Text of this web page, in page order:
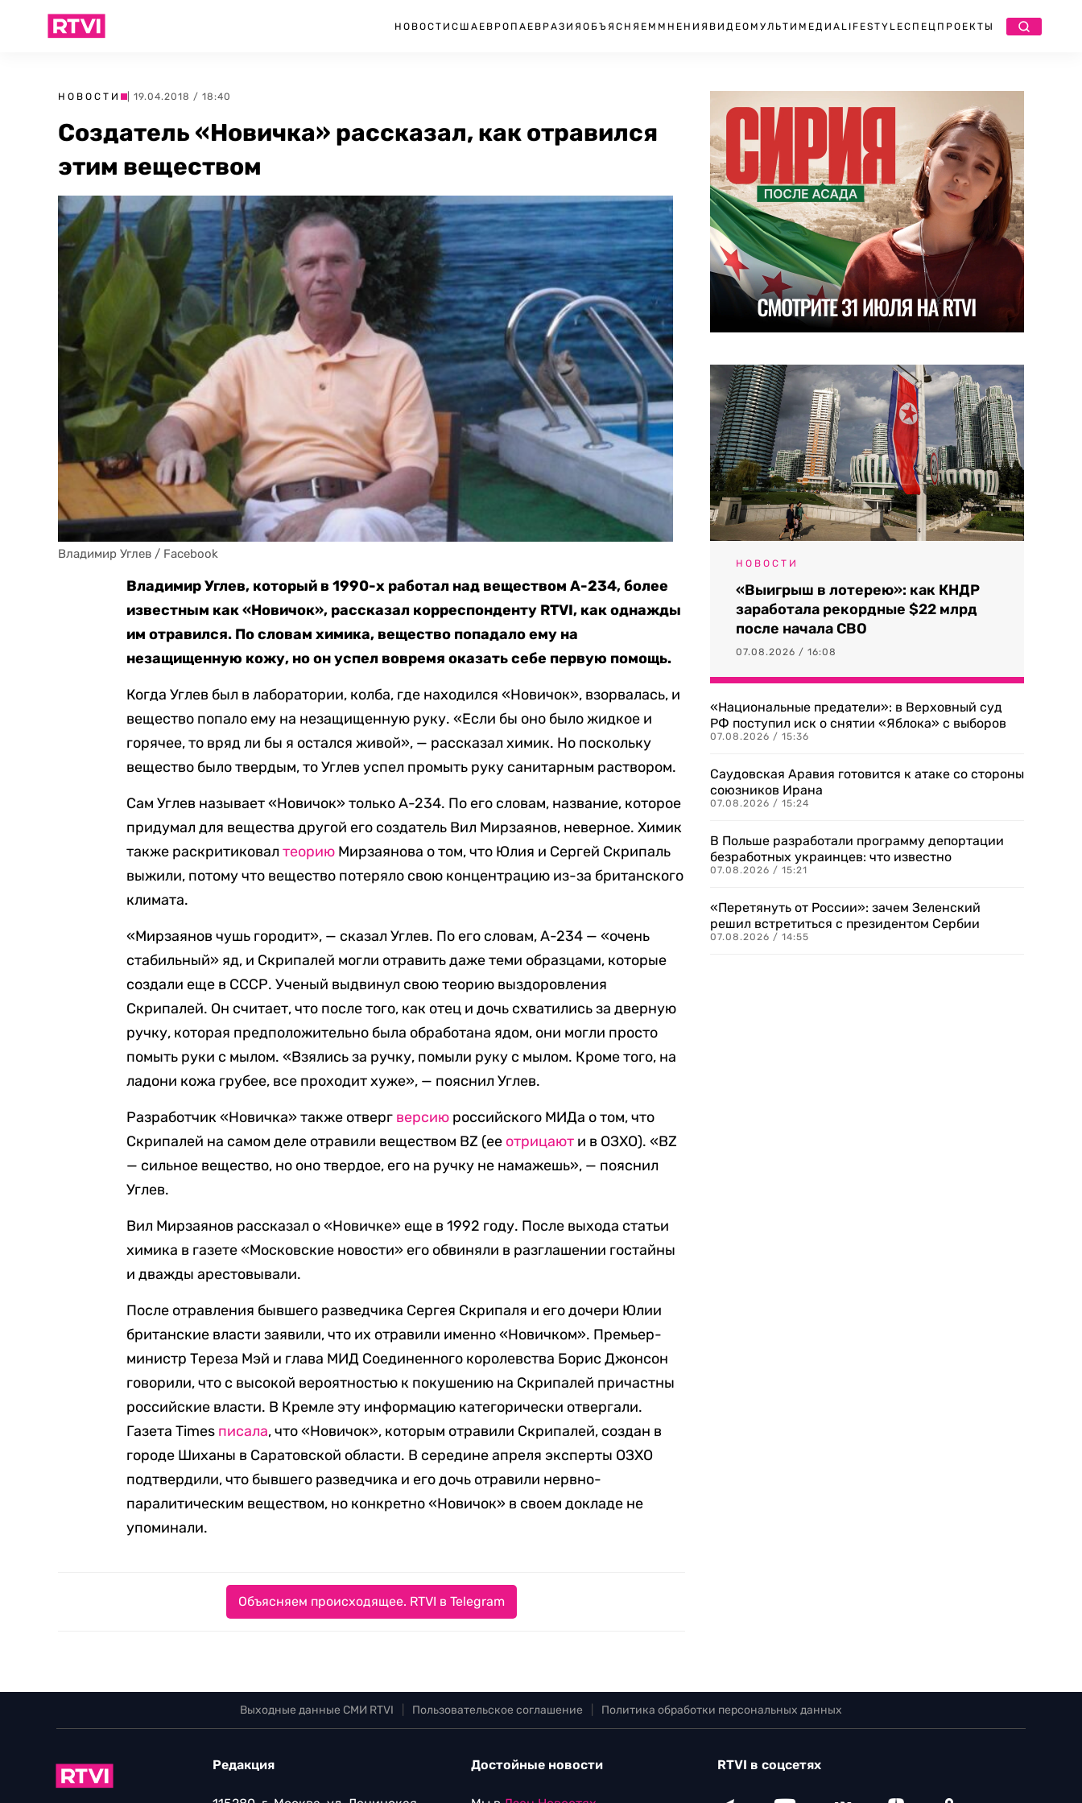
НОВОСТИ США ЕВРОПА ЕВРАЗИЯ ОБЪЯСНЯЕМ МНЕНИЯ ВИДЕО МУЛЬТИМЕДИА LIFESTYLEСПЕЦПРОЕКТЫ
НОВОСТИ | 19.04.2018 / 18:40
Создатель «Новичка» рассказал, как отравился
этим веществом
Владимир Углев / Facebook
Владимир Углев, который в 1990-х работал над веществом А-234, более
известным как «Новичок», рассказал корреспонденту RTVI, как однажды
им отравился. По словам химика, вещество попадало ему на
незащищенную кожу, но он успел вовремя оказать себе первую помощь.
Когда Углев был в лаборатории, колба, где находился «Новичок», взорвалась, и
вещество попало ему на незащищенную руку. «Если бы оно было жидкое и
горячее, то вряд ли бы я остался живой», — рассказал химик. Но поскольку
вещество было твердым, то Углев успел промыть руку санитарным раствором.
Сам Углев называет «Новичок» только А-234. По его словам, название, которое
придумал для вещества другой его создатель Вил Мирзаянов, неверное. Химик
также раскритиковалтеорию Мирзаянова о том, что Юлия и Сергей Скрипаль
выжили, потому что вещество потеряло свою концентрацию из-за британского
климата.
«Мирзаянов чушь городит», — сказал Углев. По его словам, А-234 — «очень
стабильный» яд, и Скрипалей могли отравить даже теми образцами, которые
создали еще в СССР. Ученый выдвинул свою теорию выздоровления
Скрипалей. Он считает, что после того, как отец и дочь схватились за дверную
ручку, которая предположительно была обработана ядом, они могли просто
помыть руки с мылом. «Взялись за ручку, помыли руку с мылом. Кроме того, на
ладони кожа грубее, все проходит хуже», — пояснил Углев.
Разработчик «Новичка» также отверг версию российского МИДа о том, что
Скрипалей на самом деле отравили веществом BZ (ее отрицают и в ОЗХО). «BZ
— сильное вещество, но оно твердое, его на ручку не намажешь», — пояснил
Углев.
Вил Мирзаянов рассказал о «Новичке» еще в 1992 году. После выхода статьи
химика в газете «Московские новости» его обвиняли в разглашении гостайны
и дважды арестовывали.
После отравления бывшего разведчика Сергея Скрипаля и его дочери Юлии
британские власти заявили, что их отравили именно «Новичком». Премьер-
министр Тереза Мэй и глава МИД Соединенного королевства Борис Джонсон
говорили, что с высокой вероятностью к покушению на Скрипалей причастны
российские власти. В Кремле эту информацию категорически отвергали.
Газета Times писала, что «Новичок», которым отравили Скрипалей, создан в
городе Шиханы в Саратовской области. В середине апреля эксперты ОЗХО
подтвердили, что бывшего разведчика и его дочь отравили нервно-
паралитическим веществом, но конкретно «Новичок» в своем докладе не
упоминали.
Объясняем происходящее. RTVI в Telegram
НОВОСТИ
«Выигрыш в лотерею»: как КНДР
заработала рекордные $22 млрд
после начала СВО
07.08.2026 / 16:08
«Национальные предатели»: в Верховный суд
РФ поступил иск о снятии «Яблока» с выборов
07.08.2026 / 15:36
Саудовская Аравия готовится к атаке со стороны
союзников Ирана
07.08.2026 / 15:24
В Польше разработали программу депортации
безработных украинцев: что известно
07.08.2026 / 15:21
«Перетянуть от России»: зачем Зеленский
решил встретиться с президентом Сербии
07.08.2026 / 14:55
Выходные данные СМИ RTVI Пользовательское соглашение Политика обработки персональных данных
Редакция Достойные новости RTVI в соцсетях